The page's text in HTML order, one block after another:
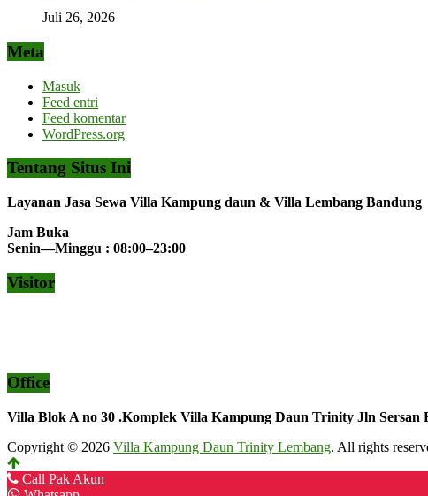
Juli 26, 2026
Meta
Masuk
Feed entri
Feed komentar
WordPress.org
Tentang Situs Ini
Layanan Jasa Sewa Villa Kampung daun & Villa Lembang Bandung
Jam Buka
Senin—Minggu : 08:00–23:00
Visitor
Office
Villa Blok A no 30 .Komplek Villa Kampung Daun Trinity Jln Sersan
Copyright © 2026 Villa Kampung Daun Trinity Lembang. All rights
Call Pak Akun